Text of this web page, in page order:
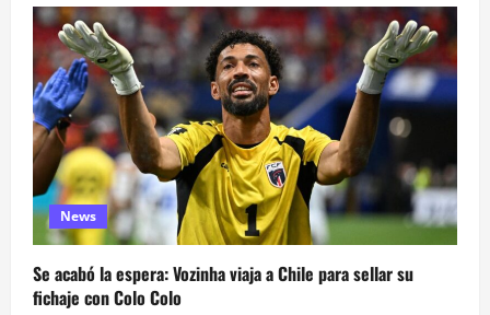
News
Se acabó la espera: Vozinha viaja a Chile para sellar su
fichaje con Colo Colo